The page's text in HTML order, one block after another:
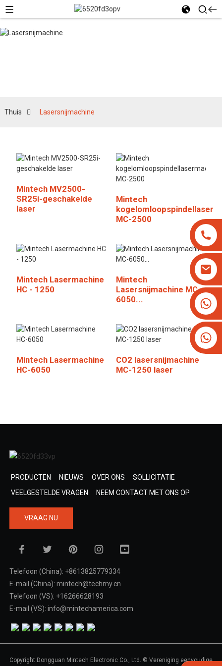
+8613825779334
Thuis Lasersnijmachine
Mintech MV2500-
SR25i-geschakelde
laser
Mintech
MC-2500
Mintech Lasermachine
HC - 1250
Mintech
Lasersnijmachine MC-
6050...
Mintech Lasermachine
HC-6050
CO2 lasersnijmachine
MC-1250 laser
PRODUCTEN NIEUWS OVER ONS
SOLLICITATIE
VEELGESTELDE VRAGEN
NEEM CONTACT MET ONS OP
VRAAG NU
Telefoon (China): +8613825779334
E-mail (China): mintech@techmy.cn
Telefoon (VS): +16266628193
E-mail (VS): info@mintechamerica.com
Copyright Dongguan Mintech Electronic Co., Ltd. © Vereniging eenvoudige